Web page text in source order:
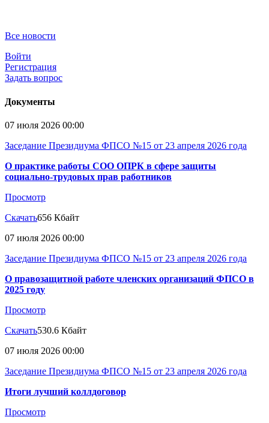
Все новости
Войти
Регистрация
Задать вопрос
Документы
07 июля 2026 00:00
Заседание Президиума ФПСО №15 от 23 апреля 2026 года
О практике работы СОО ОПРК в сфере защиты
социально-трудовых прав работников
Просмотр
Скачать656 Кбайт
07 июля 2026 00:00
Заседание Президиума ФПСО №15 от 23 апреля 2026 года
О правозащитной работе членских организаций ФПСО в
2025 году
Просмотр
Скачать530.6 Кбайт
07 июля 2026 00:00
Заседание Президиума ФПСО №15 от 23 апреля 2026 года
Итоги лучший коллдоговор
Просмотр